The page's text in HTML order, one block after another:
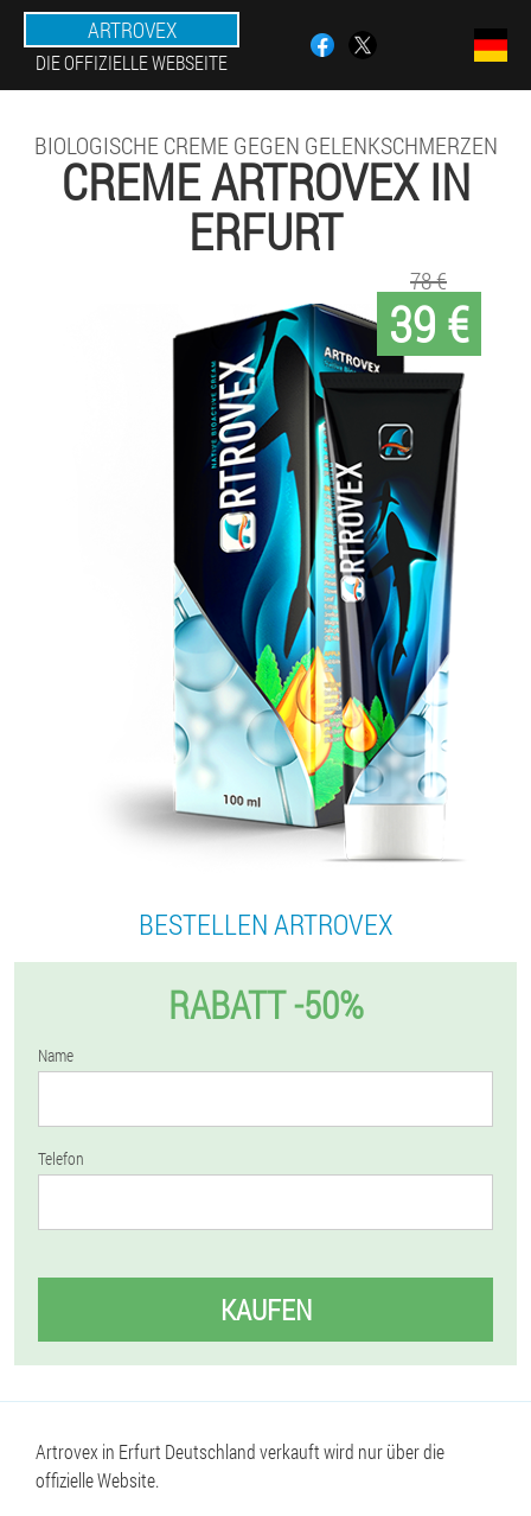
ARTROVEX
DIE OFFIZIELLE WEBSEITE
BIOLOGISCHE CREME GEGEN GELENKSCHMERZEN
CREME ARTROVEX IN
ERFURT
39 €
78 €
BESTELLEN ARTROVEX
RABATT -50%
Name
Telefon
KAUFEN
Artrovex in Erfurt Deutschland verkauft wird nur über die
offizielle Website.